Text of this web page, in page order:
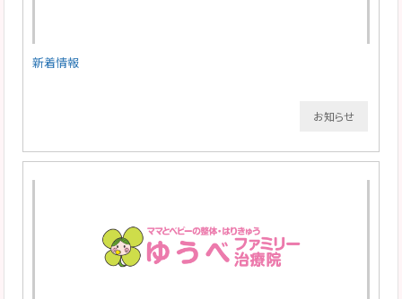
新着情報
お知らせ